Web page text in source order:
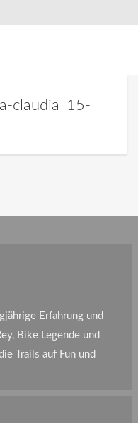
claudia_15-
Erfahrung und
Bike Legende und
Trails auf Fun und